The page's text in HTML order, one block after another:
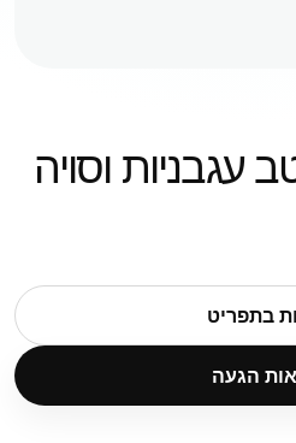
עגבניות וסויה
בתפריט
הגעה